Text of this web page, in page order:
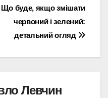
Що буде, якщо змішати
червоний і зелений:
детальний огляд
Левчин